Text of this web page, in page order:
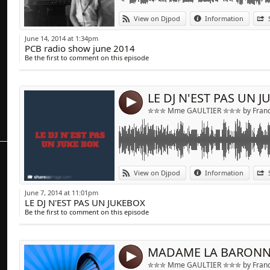
View on Djpod Information
11/ Dachshund « Alone With You «
12/ Little by Little « Hold on « (Original mix)
June 14, 2014 at 1:34pm
PCB radio show june 2014
Be the first to comment on this episode
4 LE DJ N'EST PAS UN
✮✮✮ Mme GAULTIER ✮✮✮ by
View on Djpod Information
Link:
Widget:
Share:
JINGLE LE DJ N'EST PAS UN JUKE BOX
June 7, 2014 at 11:01pm
LE DJ N'EST PAS UN JUKEBOX
Be the first to comment on this episode
4 ✮✮✮ Mme GAULTIER ✮✮✮ by
Link:
Widget:
Share:
MADAME LA BARONNE est une sélection
internationale d'un autre temps réalisé par
DJ Mme Gaultier.
TRACKLISTING MADAME LA BARONNE
2/ JOSE FELICIANO "Che Sara"
3/ ALESSI BROTHERS "Oh Lori"
4/ SAMMY DAVIS JR "Keep your Eye on